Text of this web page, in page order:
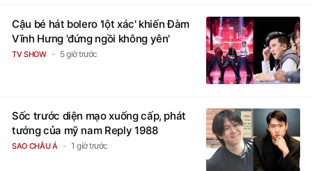
Vĩnh Hưng 'đứng ngồi không yên'
TV SHOW 5 giờ trước
tướng của mỹ nam Reply 1988
SAO CHÂU Á 1 giờ trước